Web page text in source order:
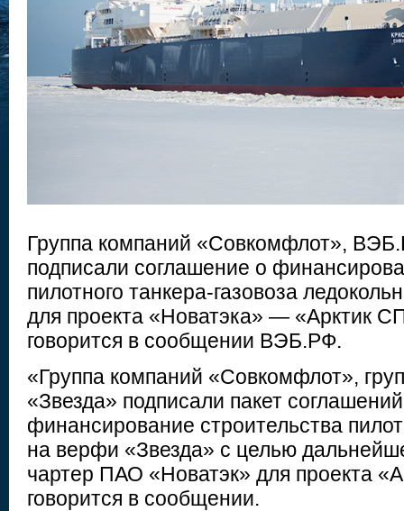
Группа компаний «Совкомфлот»,
подписали соглашение о
пилотного танкера-газовоза
для проекта «Новатэка» — «Арктик
говорится в сообщении ВЭБ.РФ.
«Группа компаний «Совкомфлот»,
«Звезда» подписали пакет
финансирование строительства
на верфи «Звезда» с целью
чартер ПАО «Новатэк» для проекта
говорится в сообщении.